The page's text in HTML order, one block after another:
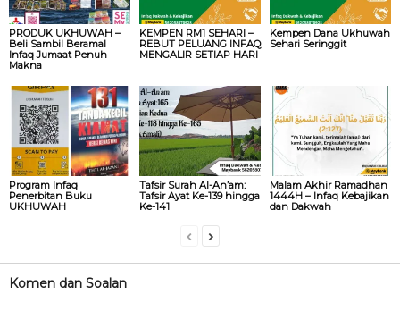
PRODUK UKHUWAH –
Beli Sambil Beramal
Infaq Jumaat Penuh
Makna
KEMPEN RM1 SEHARI –
REBUT PELUANG INFAQ
MENGALIR SETIAP HARI
Kempen Dana Ukhuwah
Sehari Seringgit
Program Infaq
Penerbitan Buku
UKHUWAH
Tafsir Surah Al-An’am:
Tafsir Ayat Ke-139 hingga
Ke-141
Malam Akhir Ramadhan
1444H – Infaq Kebajikan
dan Dakwah
Komen dan Soalan